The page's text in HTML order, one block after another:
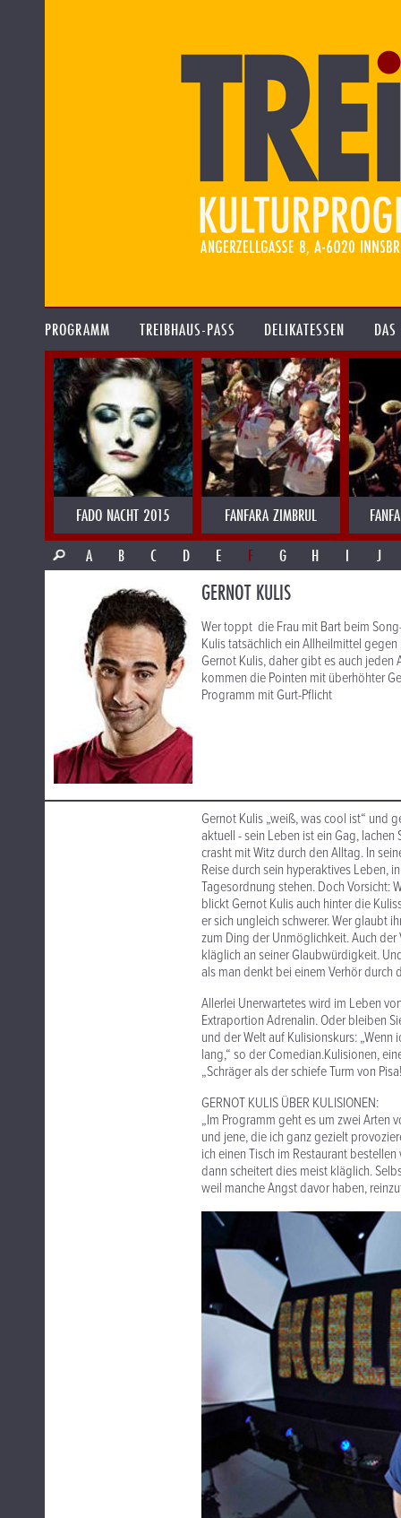
PROGRAMM TREIBHAUS-PASS DELIKATESSEN
FADO NACHT 2015 FANFARA ZIMBRUL
A
B C D E F G H I J
GERNOT KULIS
Wer toppt die Frau mit Bart beim
Kulis tatsächlich ein Allheilmittel
Gernot Kulis, daher gibt es auch
kommen die Pointen mit überhöhter
Programm mit Gurt-Pflicht
Gernot Kulis „weiß, was cool ist“ und
aktuell - sein Leben ist ein Gag, lachen
crasht mit Witz durch den Alltag. In
Reise durch sein hyperaktives Leben,
Tagesordnung stehen. Doch Vorsicht:
blickt Gernot Kulis auch hinter die
er sich ungleich schwerer. Wer glaubt
zum Ding der Unmöglichkeit. Auch
kläglich an seiner Glaubwürdigkeit.
als man denkt bei einem Verhör
Allerlei Unerwartetes wird im Leben
Extraportion Adrenalin. Oder bleiben
und der Welt auf Kulisionskurs:
lang,“ so der Comedian.Kulisionen,
„Schräger als der schiefe Turm von
GERNOT KULIS ÜBER KULISIONEN:
„Im Programm geht es um zwei Arten
und jene, die ich ganz gezielt
ich einen Tisch im Restaurant
dann scheitert dies meist kläglich.
weil manche Angst davor haben,